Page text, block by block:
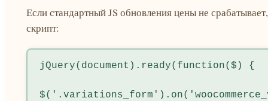
Если стандартный JS обновления цены не
скрипт:
jQuery(document).ready(function($) {